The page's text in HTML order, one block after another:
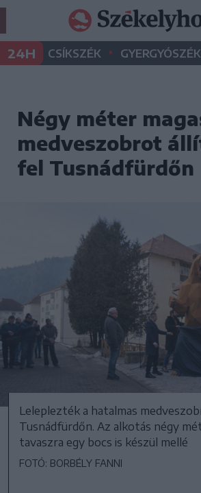
24H CSÍKSZÉK • GYERGYÓSZÉK
Négy méter
medveszobrot
fel Tusnádfürdőn
Leleplezték a hatalmas
Tusnádfürdőn. Az alkotás négy
tavaszra egy bocs is készül mellé
FOTÓ: BORBÉLY FANNI